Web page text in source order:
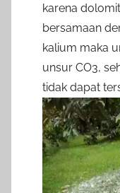
karena
bersamaan
kalium maka
unsur CO3,
tidak dapat